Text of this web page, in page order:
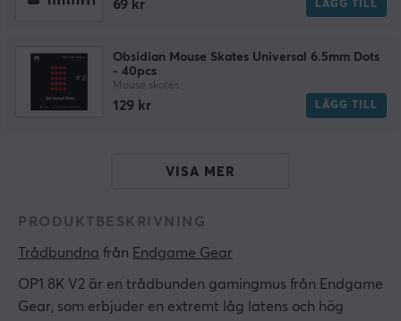
69 kr LÄGG TILL
Obsidian Mouse Skates Universal 6.5mm Dots
- 40pcs
Mouse skates
129 kr LÄGG TILL
VISA MER
PRODUKTBESKRIVNING
Trådbundna från Endgame Gear
OP1 8K V2 är en trådbunden gamingmus från Endgame
Gear, som erbjuder en extremt låg latens och hög